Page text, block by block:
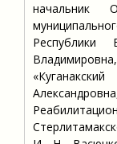
начальник
Республики